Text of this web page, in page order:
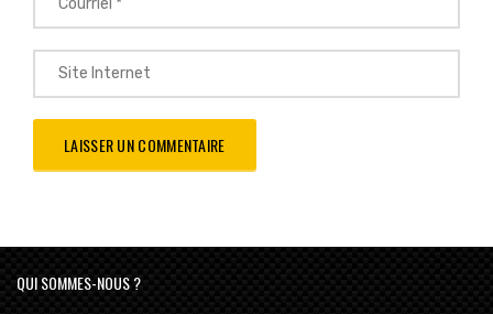
QUI SOMMES-NOUS ?